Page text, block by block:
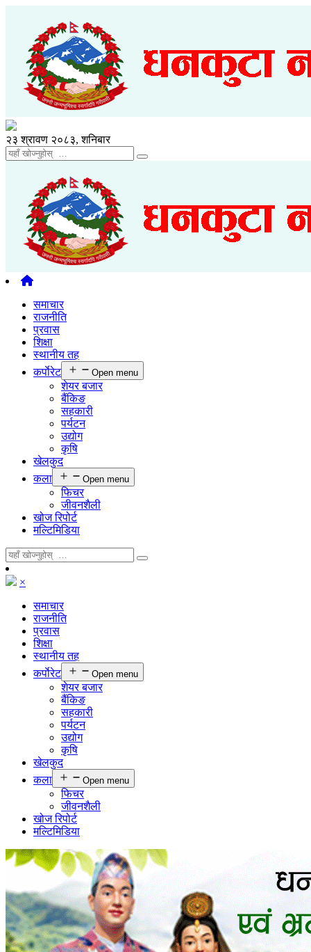
२३ श्रावण २०८३, शनिबार
समाचार
राजनीति
प्रवास
शिक्षा
स्थानीय तह
कर्पाेरेट
Open menu
शेयर बजार
बैंकिङ
सहकारी
पर्यटन
उद्योग
कृषि
खेलकुद
कला
Open menu
फिचर
जीवनशैली
खोज रिपोर्ट
मल्टिमिडिया
×
समाचार
राजनीति
प्रवास
शिक्षा
स्थानीय तह
कर्पाेरेट
Open menu
शेयर बजार
बैंकिङ
सहकारी
पर्यटन
उद्योग
कृषि
खेलकुद
कला
Open menu
फिचर
जीवनशैली
खोज रिपोर्ट
मल्टिमिडिया